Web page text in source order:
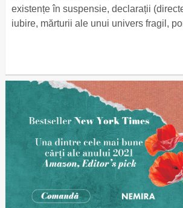
existențe în suspensie, declarații
iubire, mărturii ale unui univers fragil,